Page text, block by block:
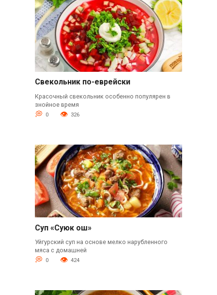
Свекольник по-еврейски
Красочный свекольник особенно популярен в
знойное время
0 326
Суп «Суюк ош»
Уйгурский суп на основе мелко нарубленного
мяса с домашней
0 424